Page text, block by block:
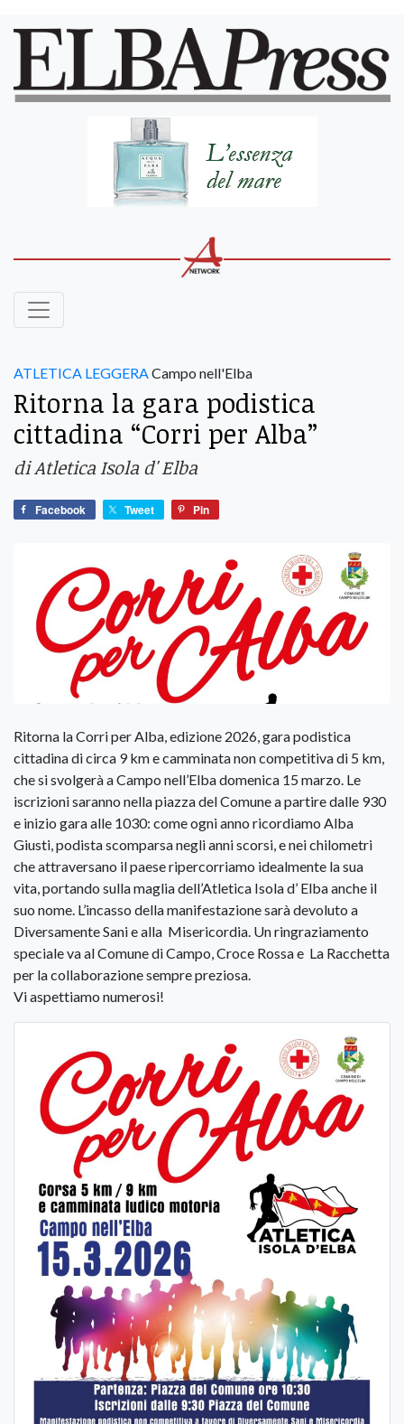
ATLETICA LEGGERACampo nell'Elba
Ritorna la gara podistica
cittadina “Corri per Alba”
di Atletica Isola d' Elba
Facebook Tweet Pin
Ritorna la Corri per Alba, edizione 2026, gara podistica
cittadina di circa 9 km e camminata non competitiva di 5 km,
che si svolgerà a Campo nell’Elba domenica 15 marzo. Le
iscrizioni saranno nella piazza del Comune a partire dalle 930
e inizio gara alle 1030: come ogni anno ricordiamo Alba
Giusti, podista scomparsa negli anni scorsi, e nei chilometri
che attraversano il paese ripercorriamo idealmente la sua
vita, portando sulla maglia dell’Atletica Isola d’ Elba anche il
suo nome. L’incasso della manifestazione sarà devoluto a
Diversamente Sani e alla Misericordia. Un ringraziamento
speciale va al Comune di Campo, Croce Rossa e La Racchetta
per la collaborazione sempre preziosa.
Vi aspettiamo numerosi!